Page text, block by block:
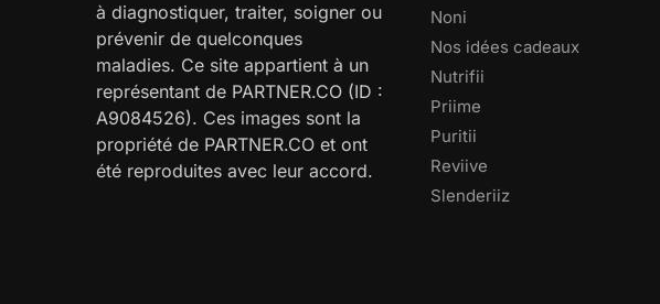
à diagnostiquer, traiter, soigner ou
prévenir de quelconques
maladies. Ce site appartient à un
représentant de PARTNER.CO (ID :
A9084526). Ces images sont la
propriété de PARTNER.CO et ont
été reproduites avec leur accord.
Noni
Nos idées cadeaux
Nutrifii
Priime
Puritii
Reviive
Slenderiiz